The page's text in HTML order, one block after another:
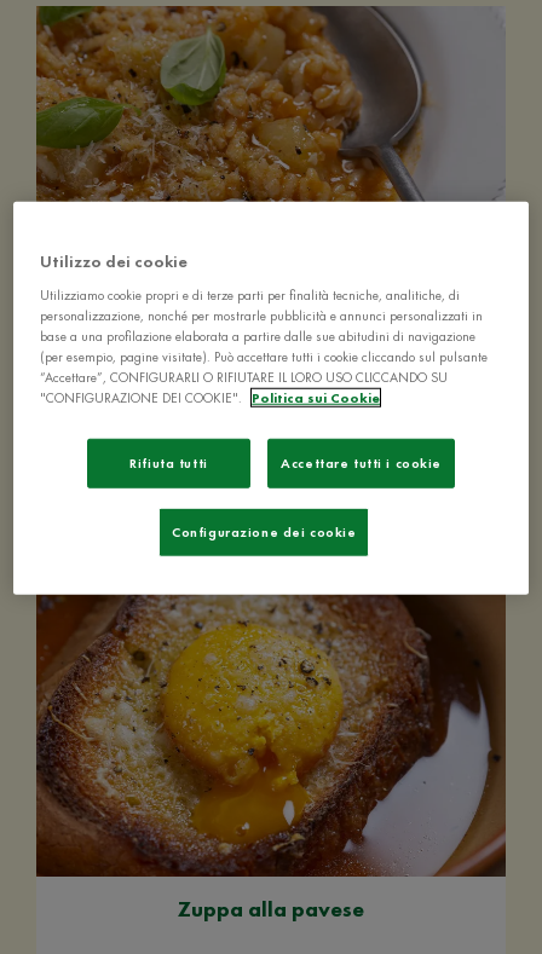
Minestra di riso e patate
FACILE
Zuppa alla pavese
Utilizzo dei cookie
Utilizziamo cookie propri e di terze parti per finalità tecniche, analitiche, di
personalizzazione, nonché per mostrarle pubblicità e annunci personalizzati in
base a una profilazione elaborata a partire dalle sue abitudini di navigazione
(per esempio, pagine visitate). Può accettare tutti i cookie cliccando sul pulsante
“Accettare”, CONFIGURARLI O RIFIUTARE IL LORO USO CLICCANDO SU
"CONFIGURAZIONE DEI COOKIE".
Politica sui Cookie
Rifiuta tutti Accettare tutti i cookie
Configurazione dei cookie